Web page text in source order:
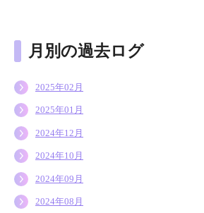
月別の過去ログ
2025年02月
2025年01月
2024年12月
2024年10月
2024年09月
2024年08月